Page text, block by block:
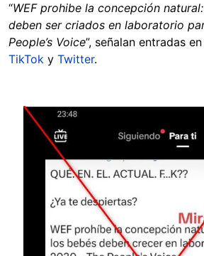
“WEF prohibe la concepción
deben ser criados en laboratorio
People’s Voice”, señalan entradas
TikTok y Twitter.
Image